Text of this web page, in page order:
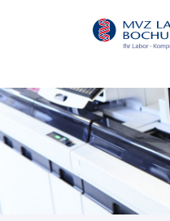
Direkt
zum